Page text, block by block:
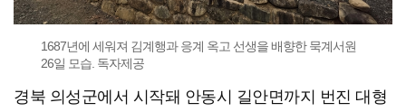
1687년에 세워져 김계행과 응계 옥고 선생을 배향한 묵계서원
26일 모습. 독자제공
경북 의성군에서 시작돼 안동시 길안면까지 번진 대형